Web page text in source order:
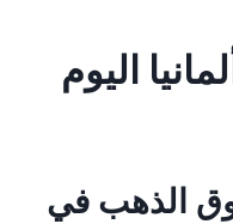
اليوم
الذهب في